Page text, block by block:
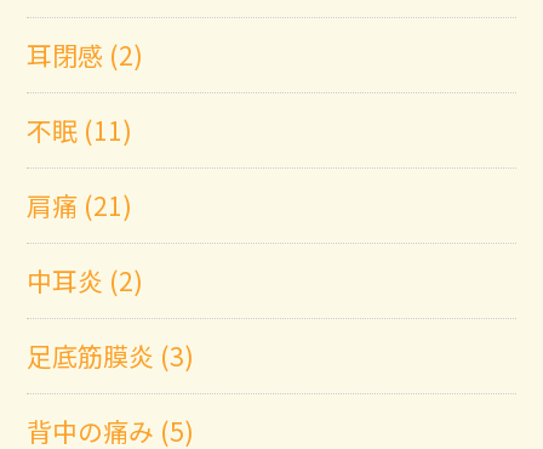
耳閉感 (2)
不眠 (11)
肩痛 (21)
中耳炎 (2)
足底筋膜炎 (3)
背中の痛み (5)